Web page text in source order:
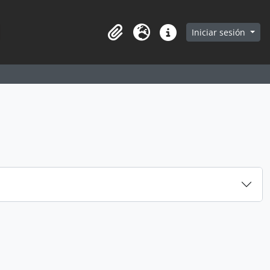
in browse page
Portapapeles
Idioma Enlaces rápidos
Iniciar sesión